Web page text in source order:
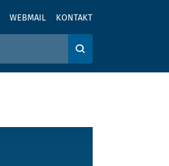
WEBMAIL KONTAKT